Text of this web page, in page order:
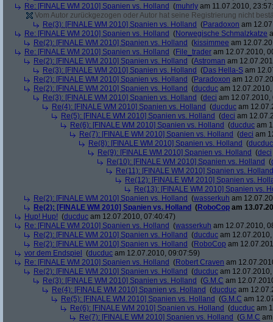
Re: [FINALE WM 2010] Spanien vs. Holland (muhrly am 11.07.2010,
Vom Autor zurückgezogen oder Autor hat seine Registrierung nicht
Re(3): [FINALE WM 2010] Spanien vs. Holland (Paradoxon am
Re: [FINALE WM 2010] Spanien vs. Holland (Norwegische Schmalzkatze
Re(2): [FINALE WM 2010] Spanien vs. Holland (kissimmee am
Re: [FINALE WM 2010] Spanien vs. Holland (File_trader am 12.07.2010,
Re(2): [FINALE WM 2010] Spanien vs. Holland (Astroman am
Re(3): [FINALE WM 2010] Spanien vs. Holland (Das Hella-S am
Re(2): [FINALE WM 2010] Spanien vs. Holland (Paradoxon am
Re(2): [FINALE WM 2010] Spanien vs. Holland (ducduc am
Re(3): [FINALE WM 2010] Spanien vs. Holland (deci am 12.07.2010,
Re(4): [FINALE WM 2010] Spanien vs. Holland (ducduc am
Re(5): [FINALE WM 2010] Spanien vs. Holland (deci am
Re(6): [FINALE WM 2010] Spanien vs. Holland (ducduc am
Re(7): [FINALE WM 2010] Spanien vs. Holland (deci am
Re(8): [FINALE WM 2010] Spanien vs. Holland (ducduc
Re(9): [FINALE WM 2010] Spanien vs. Holland (deci
Re(10): [FINALE WM 2010] Spanien vs. Holland (
Re(11): [FINALE WM 2010] Spanien vs. Holland
Re(12): [FINALE WM 2010] Spanien vs.
Re(13): [FINALE WM 2010] Spanien vs.
Re(2): [FINALE WM 2010] Spanien vs. Holland (wasserkuh am
Re(2): [FINALE WM 2010] Spanien vs. Holland (RoboCop am
Hup! Hup! (ducduc am 12.07.2010, 07:40:47)
Re: [FINALE WM 2010] Spanien vs. Holland (wasserkuh am 12.07.2010,
Re(2): [FINALE WM 2010] Spanien vs. Holland (ducduc am
Re(2): [FINALE WM 2010] Spanien vs. Holland (RoboCop am
vor dem Endspiel
(ducduc am 12.07.2010, 09:07:59)
Re: [FINALE WM 2010] Spanien vs. Holland (Robert Craven am
Re(2): [FINALE WM 2010] Spanien vs. Holland (ducduc am
Re(3): [FINALE WM 2010] Spanien vs. Holland (G.M.C am
Re(4): [FINALE WM 2010] Spanien vs. Holland (ducduc am
Re(5): [FINALE WM 2010] Spanien vs. Holland (G.M.C am
Re(6): [FINALE WM 2010] Spanien vs. Holland (ducduc am
Re(7): [FINALE WM 2010] Spanien vs. Holland (G.M.C